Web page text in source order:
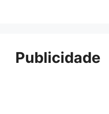
Publicidade